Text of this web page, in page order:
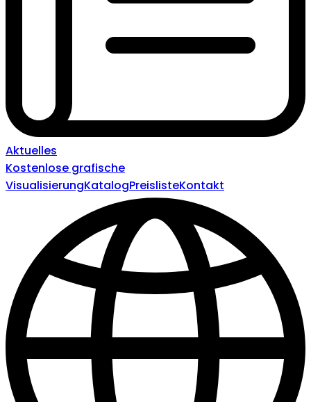
Aktuelles
Kostenlose grafische
VisualisierungKatalogPreislisteKontakt